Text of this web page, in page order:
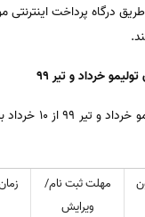
درگاه پرداخت
خرداد و تیر 99
ثبت نام آزمون های
مهلت ثبت نام/
ویرایش